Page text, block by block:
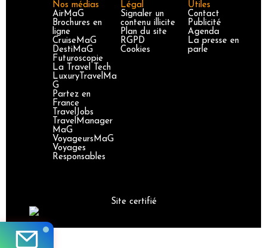
Nos médias
AirMaG
Brochures en
ligne
CruiseMaG
DestiMaG
Futuroscopie
La Travel Tech
LuxuryTravelMa
G
Partez en
France
TravelJobs
TravelManager
MaG
VoyageursMaG
Voyages
Responsables
Légal
Signaler un
contenu illicite
Plan du site
RGPD
Cookies
Utiles
Contact
Publicité
Agenda
La presse en
parle
Site certifié